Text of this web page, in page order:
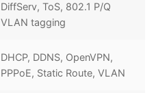
DiffServ, ToS, 802.1 P/Q
VLAN tagging
DHCP, DDNS, OpenVPN,
PPPoE, Static Route, VLAN